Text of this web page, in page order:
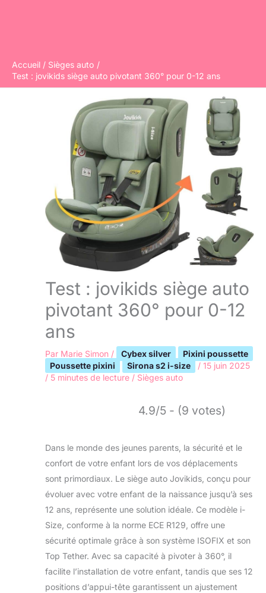
Accueil
Sièges auto
Test : jovikids siège auto pivotant 360° pour 0-12 ans
Test : jovikids siège auto
pivotant 360° pour 0-12
ans
Par Marie Simon / Cybex silver
Pixini poussette
Poussette pixini
Sirona s2 i-size / 15 juin 2025
/ 5 minutes de lecture / Sièges auto
4.9/5 - (9 votes)
Dans le monde des jeunes parents, la sécurité et le
confort de votre enfant lors de vos déplacements
sont primordiaux. Le siège auto Jovikids, conçu pour
évoluer avec votre enfant de la naissance jusqu’à ses
12 ans, représente une solution idéale. Ce modèle i-
Size, conforme à la norme ECE R129, offre une
sécurité optimale grâce à son système ISOFIX et son
Top Tether. Avec sa capacité à pivoter à 360°, il
facilite l’installation de votre enfant, tandis que ses 12
positions d’appui-tête garantissent un ajustement